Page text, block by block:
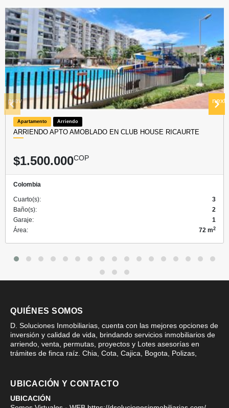
Apartamento Arriendo
ARRIENDO APTO AMOBLADO EN CLUB HOUSE RICAURTE
$1.500.000COP
Colombia
Cuarto(s):
3
Baño(s):
2
Garaje:
1
Área:
72 m2
prev next
QUIÉNES SOMOS
D. Soluciones Inmobiliarias, cuenta con las mejores opciones de
inversión y calidad de vida, brindando servicios inmobiliarios de
arriendo, venta, permutas, proyectos y Lotes asesorías en
trámites de finca raíz. Chia, Cota, Cajica, Bogota, Polizas,
UBICACIÓN Y CONTACTO
UBICACIÓN